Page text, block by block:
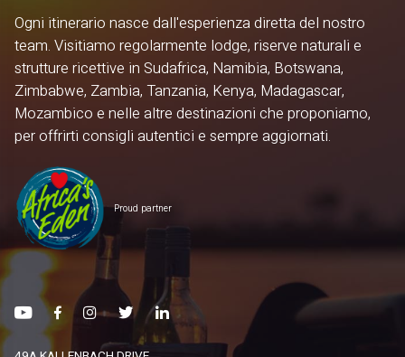
Ogni itinerario nasce dall'esperienza diretta del nostro
team. Visitiamo regolarmente lodge, riserve naturali e
strutture ricettive in Sudafrica, Namibia, Botswana,
Zimbabwe, Zambia, Tanzania, Kenya, Madagascar,
Mozambico e nelle altre destinazioni che proponiamo,
per offrirti consigli autentici e sempre aggiornati.
Proud partner